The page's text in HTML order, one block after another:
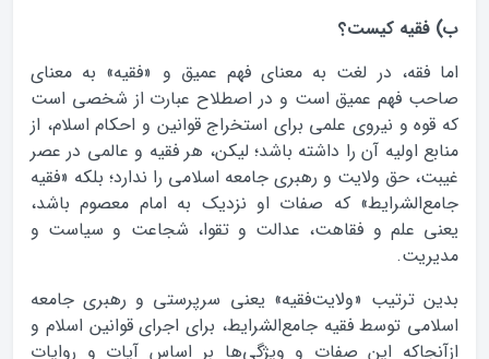
ب) فقیه کیست؟
اما فقه، در لغت به معنای فهم عمیق و «فقیه» به معنای
صاحب فهم عمیق است و در اصطلاح عبارت از شخصی است
که قوه و نیروی علمی برای استخراج قوانین و احکام اسلام، از
منابع اولیه آن را داشته باشد؛ لیکن، هر فقیه و عالمی در عصر
غیبت، حق ولایت و رهبری جامعه اسلامی را ندارد؛ بلکه «فقیه
جامع‌الشرایط» که صفات او نزدیک به امام معصوم باشد،
یعنی علم و فقاهت، عدالت و تقوا، شجاعت و سیاست و
مدیریت.
بدین ترتیب «ولایت‌فقیه» یعنی سرپرستی و رهبری جامعه
اسلامی توسط فقیه جامع‌الشرایط، برای اجرای قوانین اسلام و
ازآنجاکه این صفات و ویژگی‌ها بر اساس آیات و روایات